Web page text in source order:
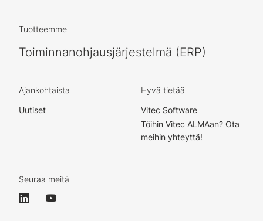
Tuotteemme
Toiminnanohjausjärjestelmä (ERP)
Ajankohtaista
Uutiset
Hyvä tietää
Vitec Software
Töihin Vitec ALMAan? Ota
meihin yhteyttä!
Seuraa meitä